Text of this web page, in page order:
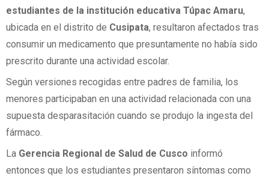
estudiantes de la institución educativa Túpac Amaru,
ubicada en el distrito de Cusipata, resultaron afectados tras
consumir un medicamento que presuntamente no había sido
prescrito durante una actividad escolar.
Según versiones recogidas entre padres de familia, los
menores participaban en una actividad relacionada con una
supuesta desparasitación cuando se produjo la ingesta del
fármaco.
La Gerencia Regional de Salud de Cusco informó
entonces que los estudiantes presentaron síntomas como